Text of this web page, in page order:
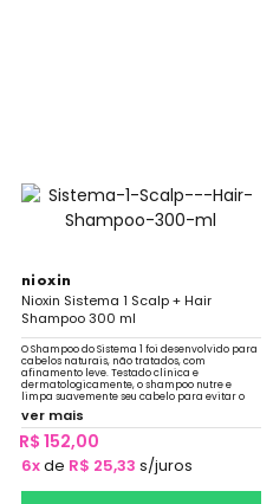
nioxin
Nioxin Sistema 1 Scalp + Hair
Shampoo 300 ml
O Shampoo do Sistema 1 foi desenvolvido para
cabelos naturais, não tratados, com
afinamento leve. Testado clínica e
dermatologicamente, o shampoo nutre e
limpa suavemente seu cabelo para evitar o
sebo que obstrui os folículos
ver mais
R$ 152,00
6xde R$ 25,33 s/juros